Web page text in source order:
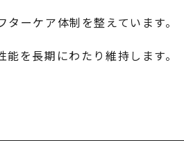
ーケア体制を整えています。
を長期にわたり維持します。